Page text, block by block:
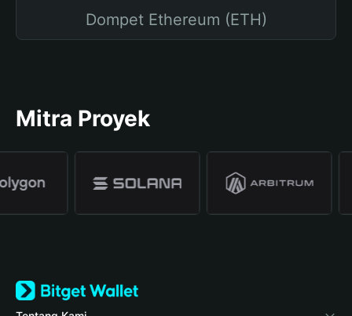
Dompet Ethereum (ETH)
Mitra Proyek